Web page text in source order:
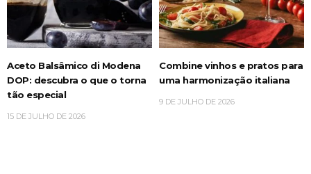
Aceto Balsâmico di Modena
DOP: descubra o que o torna
tão especial
15 DE JULHO DE 2026
Combine vinhos e pratos para
uma harmonização italiana
9 DE JULHO DE 2026